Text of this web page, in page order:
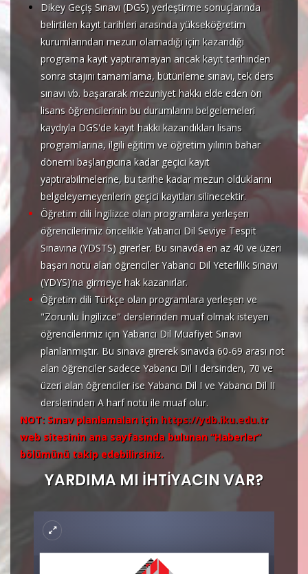
Dikey Geçiş Sınavı (DGS) yerleştirme sonuçlarında
belirtilen kayıt tarihleri arasında yükseköğretim
kurumlarından mezun olamadığı için kazandığı
programa kayıt yaptıramayan ancak kayıt tarihinden
sonra stajını tamamlama, bütünleme sınavı, tek ders
sınavı vb. başararak mezuniyet hakkı elde eden ön
lisans öğrencilerinin bu durumlarını belgelemeleri
kaydıyla DGS'de kayıt hakkı kazandıkları lisans
programlarına, ilgili eğitim ve öğretim yılının bahar
dönemi başlangıcına kadar geçici kayıt
yaptırabilmelerine, bu tarihe kadar mezun olduklarını
belgeleyemeyenlerin geçici kayıtları silinecektir.
Öğretim dili İngilizce olan programlara yerleşen
öğrencilerimiz öncelikle Yabancı Dil Seviye Tespit
Sınavına (YDSTS) girerler. Bu sınavda en az 40 ve üzeri
başarı notu alan öğrenciler Yabancı Dil Yeterlilik Sınavı
(YDYS)’na girmeye hak kazanırlar.
Öğretim dili Türkçe olan programlara yerleşen ve
"Zorunlu İngilizce" derslerinden muaf olmak isteyen
öğrencilerimiz için Yabancı Dil Muafiyet Sınavı
planlanmıştır. Bu sınava girerek sınavda 60-69 arası not
alan öğrenciler sadece Yabancı Dil I dersinden, 70 ve
üzeri alan öğrenciler ise Yabancı Dil I ve Yabancı Dil II
derslerinden A harf notu ile muaf olur.
NOT: Sınav planlamaları için https://ydb.iku.edu.tr
web sitesinin ana sayfasında bulunan “Haberler”
bölümünü takip edebilirsiniz.
YARDIMA MI İHTİYACIN VAR?